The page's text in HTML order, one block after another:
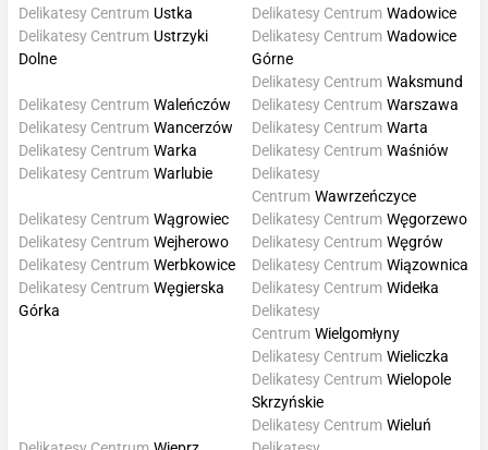
Delikatesy Centrum Ustka
Delikatesy Centrum Ustrzyki
Dolne
Delikatesy Centrum Wadowice
Delikatesy Centrum Wadowice
Górne
Delikatesy Centrum Waksmund
Delikatesy Centrum Waleńczów
Delikatesy Centrum Wancerzów
Delikatesy Centrum Warka
Delikatesy Centrum Warlubie
Delikatesy Centrum Warszawa
Delikatesy Centrum Warta
Delikatesy Centrum Waśniów
Delikatesy
Centrum Wawrzeńczyce
Delikatesy Centrum Wągrowiec
Delikatesy Centrum Wejherowo
Delikatesy Centrum Werbkowice
Delikatesy Centrum Węgierska
Górka
Delikatesy Centrum Węgorzewo
Delikatesy Centrum Węgrów
Delikatesy Centrum Wiązownica
Delikatesy Centrum Widełka
Delikatesy
Centrum Wielgomłyny
Delikatesy Centrum Wieliczka
Delikatesy Centrum Wielopole
Skrzyńskie
Delikatesy Centrum Wieluń